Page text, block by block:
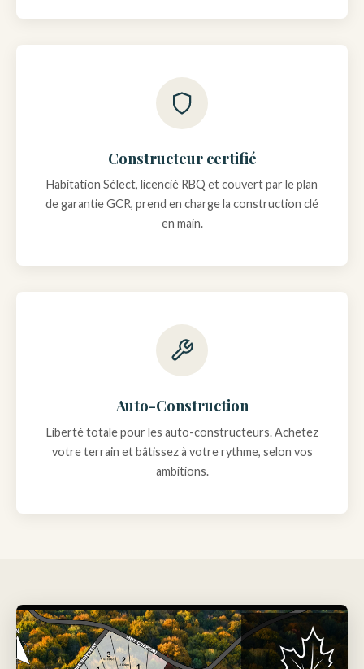
Constructeur certifié
Habitation Sélect, licencié RBQ et couvert par le plan
de garantie GCR, prend en charge la construction clé
en main.
Auto-Construction
Liberté totale pour les auto-constructeurs. Achetez
votre terrain et bâtissez à votre rythme, selon vos
ambitions.